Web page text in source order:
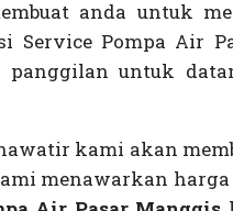
anda untuk
Service Pompa Air
panggilan untuk
kami akan
menawarkan